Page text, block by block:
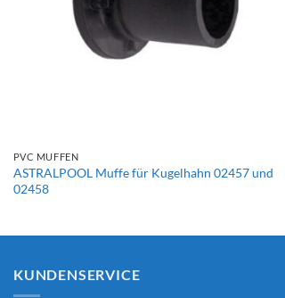
PVC MUFFEN
ASTRALPOOL Muffe für Kugelhahn 02457 und
02458
KUNDENSERVICE